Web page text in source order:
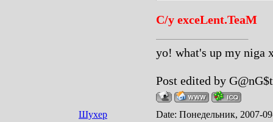
С/у exceLent.TeaM
yo! what's up my niga
Post edited by
Шухер Date: Понедельник, 2007-